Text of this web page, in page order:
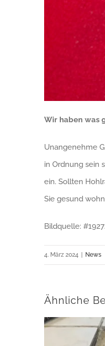
Wir haben was
Unangenehme
in Ordnung sein
ein. Sollten
Sie gesund
Bildquelle:
4. März 2024 News
Ähnliche